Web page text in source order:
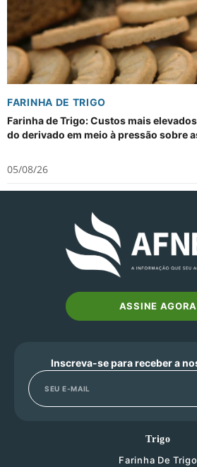
FARINHA DE TRIGO
Farinha de Trigo: Custos mais
do derivado em meio à pressão sobre
05/08/26
ASSINE AGORA
Inscreva-se para receber a
Trigo
Farinha De Trigo